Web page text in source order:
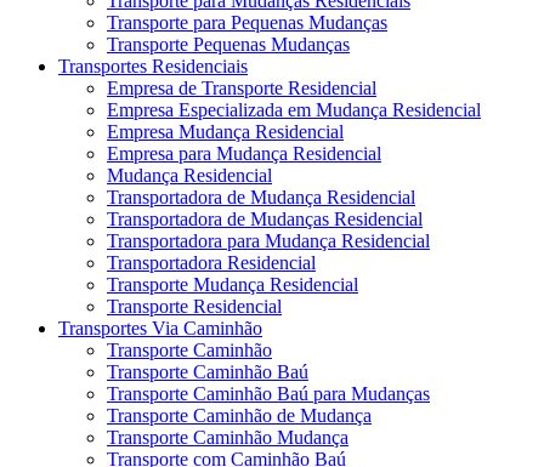
Transporte para Pequenas Mudanças
Transporte Pequenas Mudanças
Transportes Residenciais
Empresa de Transporte Residencial
Empresa Especializada em Mudança Residencial
Empresa Mudança Residencial
Empresa para Mudança Residencial
Mudança Residencial
Transportadora de Mudança Residencial
Transportadora de Mudanças Residencial
Transportadora para Mudança Residencial
Transportadora Residencial
Transporte Mudança Residencial
Transporte Residencial
Transportes Via Caminhão
Transporte Caminhão
Transporte Caminhão Baú
Transporte Caminhão Baú para Mudanças
Transporte Caminhão de Mudança
Transporte Caminhão Mudança
Transporte com Caminhão Baú